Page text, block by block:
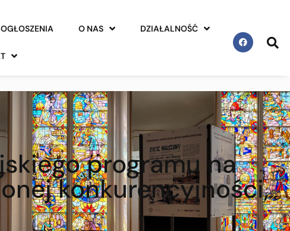
OGŁOSZENIA O NAS DZIAŁALNOŚĆ
programu na
konkurencyjności,